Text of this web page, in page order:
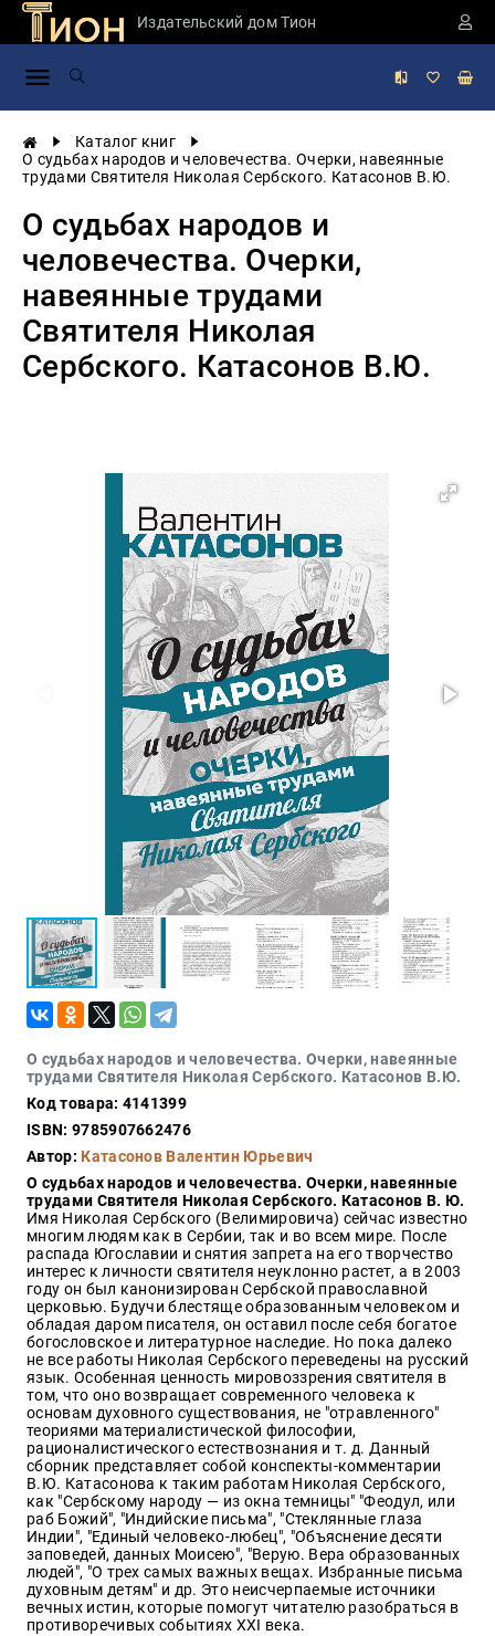
Издательский дом Тион
Каталог книг
О судьбах народов и человечества. Очерки, навеянные
трудами Святителя Николая Сербского. Катасонов В.Ю.
О судьбах народов и
человечества. Очерки,
навеянные трудами
Святителя Николая
Сербского. Катасонов В.Ю.
О судьбах народов и человечества. Очерки, навеянные
трудами Святителя Николая Сербского. Катасонов В.Ю.
Код товара: 4141399
ISBN: 9785907662476
Автор: Катасонов Валентин Юрьевич
О судьбах народов и человечества. Очерки, навеянные
трудами Святителя Николая Сербского. Катасонов В. Ю.
Имя Николая Сербского (Велимировича) сейчас известно
многим людям как в Сербии, так и во всем мире. После
распада Югославии и снятия запрета на его творчество
интерес к личности святителя неуклонно растет, а в 2003
году он был канонизирован Сербской православной
церковью. Будучи блестяще образованным человеком и
обладая даром писателя, он оставил после себя богатое
богословское и литературное наследие. Но пока далеко
не все работы Николая Сербского переведены на русский
язык. Особенная ценность мировоззрения святителя в
том, что оно возвращает современного человека к
основам духовного существования, не "отравленного"
теориями материалистической философии,
рационалистического естествознания и т. д. Данный
сборник представляет собой конспекты-комментарии
В.Ю. Катасонова к таким работам Николая Сербского,
как "Сербскому народу — из окна темницы" "Феодул, или
раб Божий", "Индийские письма", "Стеклянные глаза
Индии", "Единый человеко-любец", "Объяснение десяти
заповедей, данных Моисею", "Верую. Вера образованных
людей", "О трех самых важных вещах. Избранные письма
духовным детям" и др. Это неисчерпаемые источники
вечных истин, которые помогут читателю разобраться в
противоречивых событиях XXI века.
Занимательная
России
Мировая
Экономика
и
Учебная
литература
непознанное
Философия
Конспирология
Политика
Кухня,
гастрономия,
кулинария
Закон
и
здоровье
Оптовикам
Авторам
Контакты
Мероприятия
+7(499)
350-17-
79
Москва
pochta@den-
magazin.ru